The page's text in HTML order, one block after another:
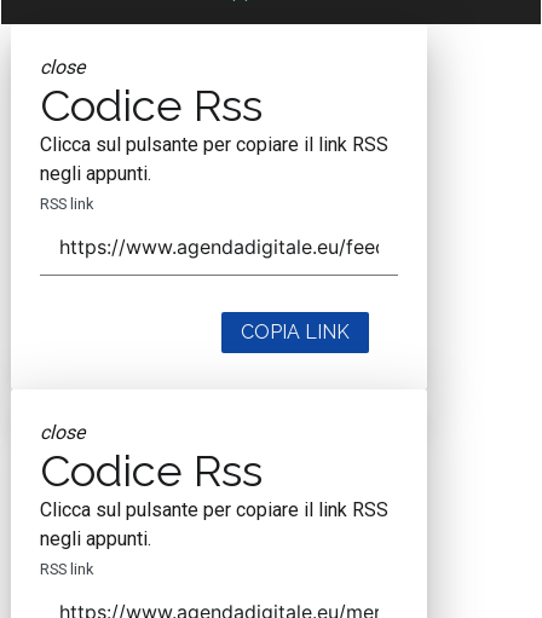
close
Codice Rss
Clicca sul pulsante per copiare il link RSS
negli appunti.
RSS link
COPIA LINK
close
Codice Rss
Clicca sul pulsante per copiare il link RSS
negli appunti.
RSS link